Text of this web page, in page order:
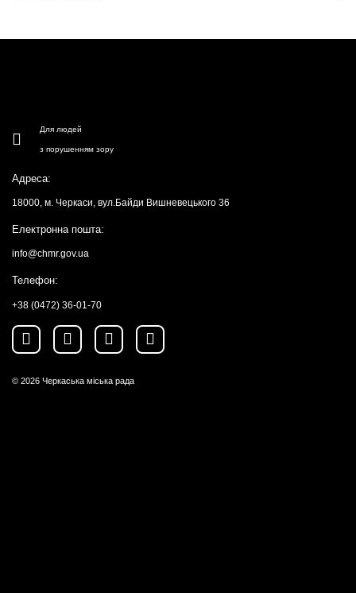
Для людей
з порушенням зору
Адреса:
18000, м. Черкаси, вул.Байди Вишневецького 36
Електронна пошта:
info@chmr.gov.ua
Телефон:
+38 (0472) 36-01-70
© 2026 Черкаська міська рада